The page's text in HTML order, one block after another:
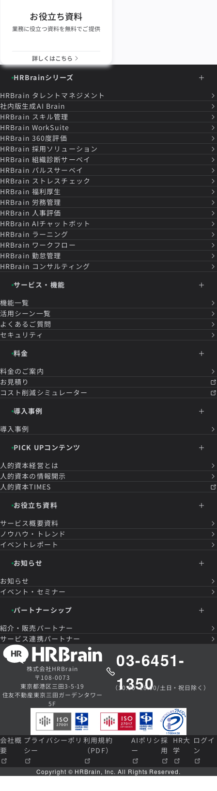
お役立ち資料
業務に役立つ資料を無料でご提供
詳しくはこちら
HRBrainシリーズ
HRBrain タレントマネジメント
社内版生成AI Brain
HRBrain スキル管理
HRBrain WorkSuite
HRBrain 360度評価
HRBrain 採用ソリューション
HRBrain 組織診断サーベイ
HRBrain パルスサーベイ
HRBrain ストレスチェック
HRBrain 福利厚生
HRBrain 労務管理
HRBrain 人事評価
HRBrain AIチャットボット
HRBrain ラーニング
HRBrain ワークフロー
HRBrain 勤怠管理
HRBrain コンサルティング
サービス・機能
機能一覧
活用シーン一覧
よくあるご質問
セキュリティ
料金
料金のご案内
お見積り
コスト削減シミュレーター
導入事例
導入事例
PICK UPコンテンツ
人的資本経営とは
人的資本の情報開示
人的資本TIMES
お役立ち資料
サービス概要資料
ノウハウ・トレンド
イベントレポート
お知らせ
お知らせ
イベント・セミナー
パートナーシップ
紹介・販売パートナー
サービス連携パートナー
株式会社HRBrain
〒108-0073
東京都港区三田3-5-19
住友不動産東京三田ガーデンタワー
5F
03-6451-
1350
（10:00~18:00/土日・祝日除く）
会社概
要
プライバシーポリ
シー
利用規約
（PDF）
AIポリシ
ー
採
用
HR大
学
ログイ
ン
Copyright © HRBrain, Inc. All Rights Reserved.